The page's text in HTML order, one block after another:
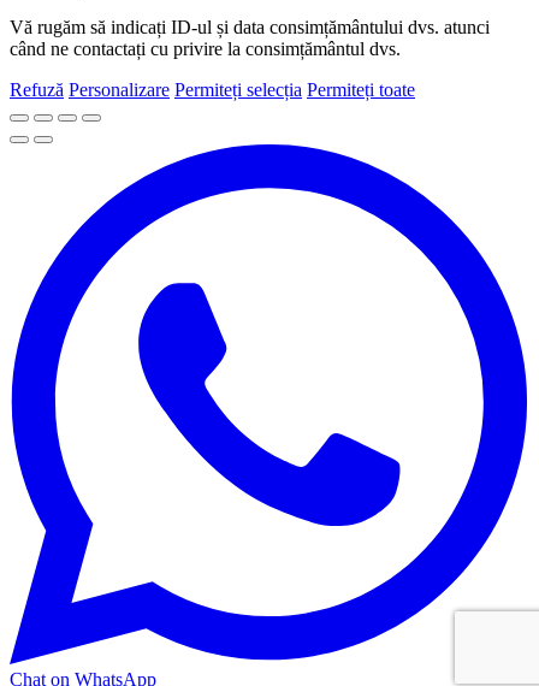
Vă rugăm să indicați ID-ul și data consimțământului dvs. atunci
când ne contactați cu privire la consimțământul dvs.
Refuză Personalizare Permiteți selecția Permiteți toate
Chat on WhatsApp